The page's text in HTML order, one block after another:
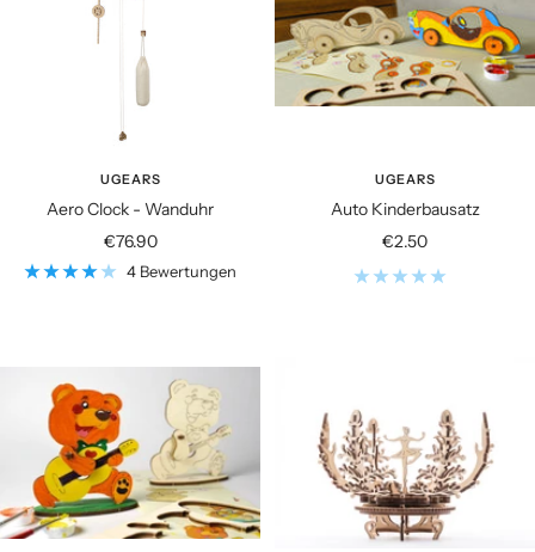
UGEARS
Aero Clock - Wanduhr
Angebotspreis
€76.90
4 Bewertungen
UGEARS
Auto Kinderbausatz
Angebotspreis
€2.50